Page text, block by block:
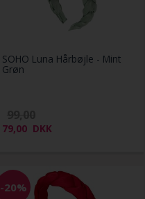
SOHO Luna Hårbøjle - Mint
Grøn
79,00 DKK
-20%